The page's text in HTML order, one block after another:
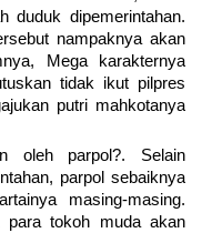
duduk dipemerintahan.
nampaknya akan
Mega karakternya
tidak ikut pilpres
putri mahkotanya
oleh parpol?. Selain
parpol sebaiknya
masing-masing.
para tokoh muda akan